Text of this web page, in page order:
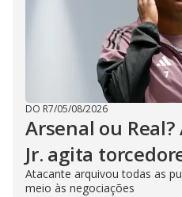
DO R7/05/08/2026
Arsenal ou
Jr. agita
Atacante arquivou todas as
meio às negociações